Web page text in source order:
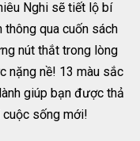
Nghi sẽ tiết lộ bí
qua cuốn sách
nút thắt trong lòng
nặng nề! 13 màu sắc
giúp bạn được thả
cuộc sống mới!